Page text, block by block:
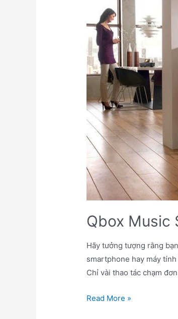
Qbox Music
Hãy tưởng tượng rằng
smartphone hay máy
Chỉ vài thao tác chạm
Qbox
Read More »